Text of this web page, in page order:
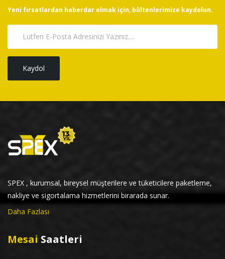
Yeni fırsatlardan haberdar olmak için, bültenlerimize kaydolun.
Kaydol
SPEX , kurumsal, bireysel müşterilere ve tüketicilere paketleme,
nakliye ve sigortalama hizmetlerini birarada sunar.
Daha Fazlası
Mesai Saatleri